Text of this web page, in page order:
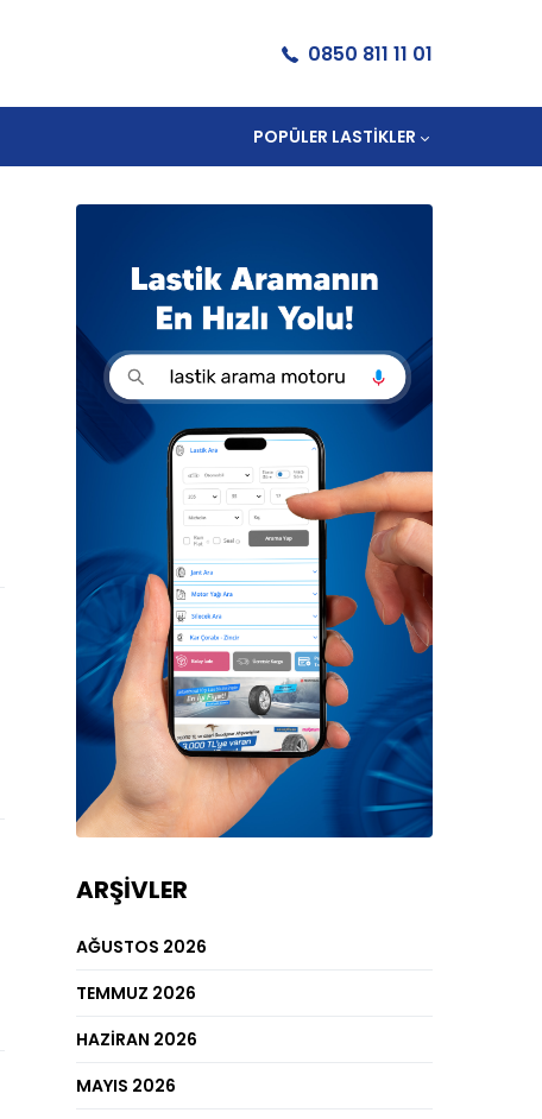
0850 811 11 01
POPÜLER LASTIKLER
ARŞIVLER
AĞUSTOS 2026
TEMMUZ 2026
HAZIRAN 2026
MAYIS 2026